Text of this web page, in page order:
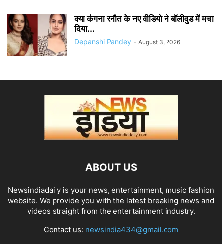
क्या कंगना रनौत के नए वीडियो ने बॉलीवुड में मचा
दिया...
Depanshi Pandey - August 3, 2026
ABOUT US
Newsindiadaily is your news, entertainment, music fashion
website. We provide you with the latest breaking news and
videos straight from the entertainment industry.
Contact us: newsindia434@gmail.com